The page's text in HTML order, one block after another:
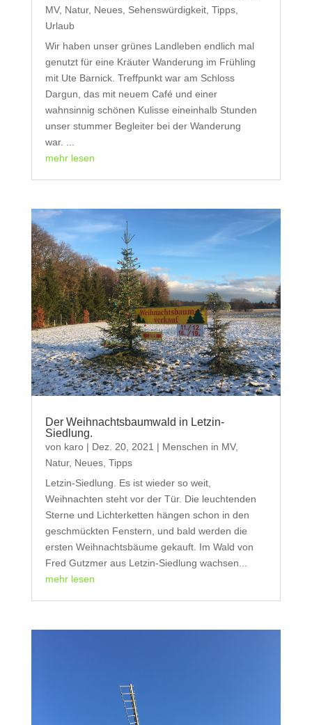
MV, Natur, Neues, Sehenswürdigkeit, Tipps,
Urlaub
Wir haben unser grünes Landleben endlich mal
genutzt für eine Kräuter Wanderung im Frühling
mit Ute Barnick. Treffpunkt war am Schloss
Dargun, das mit neuem Café und einer
wahnsinnig schönen Kulisse eineinhalb Stunden
unser stummer Begleiter bei der Wanderung
war. ...
mehr lesen
Der Weihnachtsbaumwald in Letzin-
Siedlung.
von karo| Dez. 20, 2021 | Menschen in MV,
Natur, Neues, Tipps
Letzin-Siedlung. Es ist wieder so weit,
Weihnachten steht vor der Tür. Die leuchtenden
Sterne und Lichterketten hängen schon in den
geschmückten Fenstern, und bald werden die
ersten Weihnachtsbäume gekauft. Im Wald von
Fred Gutzmer aus Letzin-Siedlung wachsen...
mehr lesen